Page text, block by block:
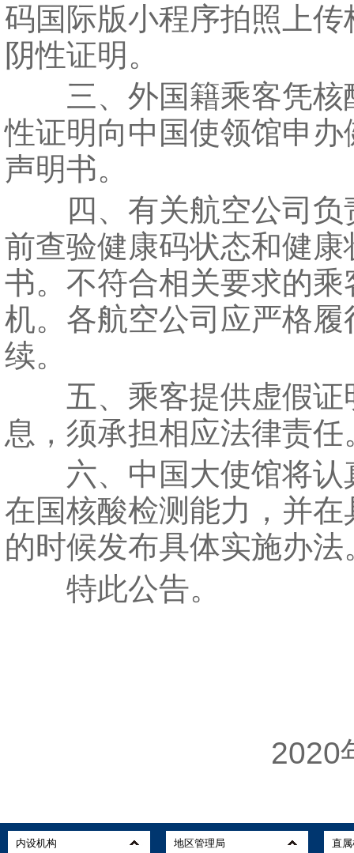
码国际版小程序拍照上传
阴性证明。
三、外国籍乘客凭核
性证明向中国使领馆申办
声明书。
四、有关航空公司负
前查验健康码状态和健康
书。不符合相关要求的乘
机。各航空公司应严格履
续。
五、乘客提供虚假证
息，须承担相应法律责任
六、中国大使馆将认
在国核酸检测能力，并在
的时候发布具体实施办法
特此公告。
2020